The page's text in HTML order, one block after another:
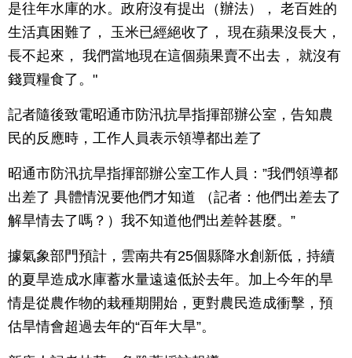
是往年水庫的水。政府沒有提出（辦法）， 老百姓的
生活真困難了， 玉米已經絕收了， 現在蘋果沒長大，
長不起來， 我們當地現在這個蘋果賣不出去， 就沒有
錢買糧食了。"
記者隨後致電昭通市防汛抗旱指揮部辦公室，告知農
民的反應時，工作人員表示領導都出差了
昭通市防汛抗旱指揮部辦公室工作人員：”我們領導都
出差了 具體情況要他們才知道 （記者：他們出差去了
解旱情去了嗎？）我不知道他們出差幹甚麼。”
據氣象部門預計，雲南共有25個縣降水創新低，持續
的夏旱造成水庫蓄水量遠遠低於去年。加上今年的旱
情是從農作物的栽種期開始，更對農民造成衝擊，預
估旱情會超過去年的“百年大旱”。